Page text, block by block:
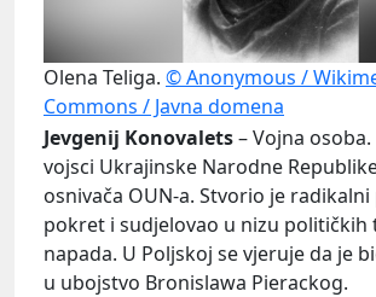
Olena Teliga. © Anonymous /
Commons / Javna domena
Jevgenij Konovalets– Vojna
vojsci Ukrajinske Narodne
osnivača OUN-a. Stvorio je
pokret i sudjelovao u nizu
napada. U Poljskoj se vjeruje da je
u ubojstvo Bronislawa Pierackog.